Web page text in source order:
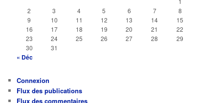
2
3 4 5 6 7
8
9
10 11 12 13 14
15
16
17 18 19 20 21
22
23
24 25 26 27 28
29
30
31
« Déc
Connexion
Flux des publications
Flux des commentaires